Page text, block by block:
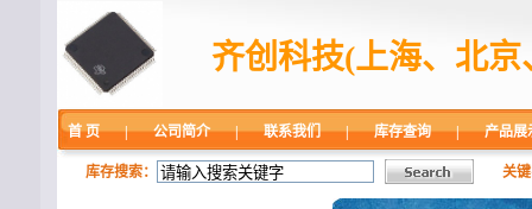
齐创科技(上海、北
首 页 | 公司简介 | 联系我们 | 库存查询 | 产品展
库存搜索： 关